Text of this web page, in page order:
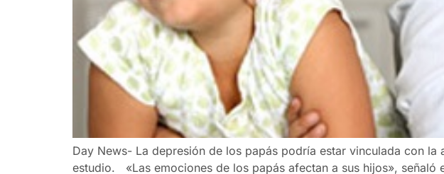
Day News- La depresión de los papás podría estar vinculada con
estudio. «Las emociones de los papás afectan a sus hijos»,